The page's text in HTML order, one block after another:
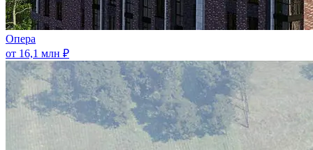
Опера
от 16,1 млн ₽